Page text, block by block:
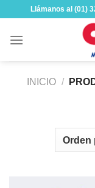
content
Llámanos al (01)
INICIO /